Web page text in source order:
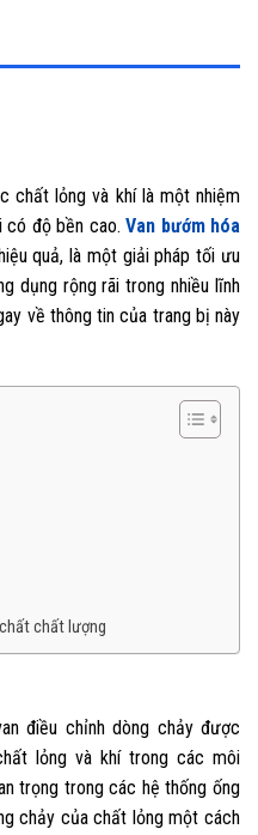
chất lỏng và khí là một nhiệm
có độ bền cao. Van bướm hóa
quả, là một giải pháp tối ưu
dụng rộng rãi trong nhiều lĩnh
về thông tin của trang bị này
chất lượng
điều chỉnh dòng chảy được
lỏng và khí trong các môi
trọng trong các hệ thống ống
chảy của chất lỏng một cách